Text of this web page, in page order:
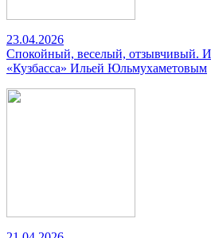
23.04.2026
Спокойный, веселый, отзывчивый.
«Кузбасса» Ильей Юльмухаметовым